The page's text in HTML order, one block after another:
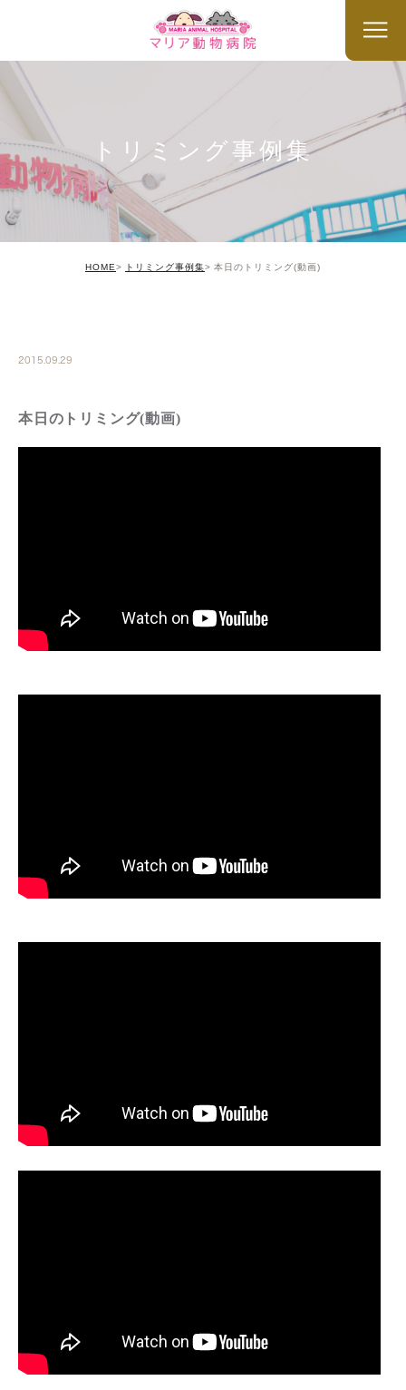
トリミング事例集
HOME トリミング事例集 本日のトリミング(動画)
2015.09.29
本日のトリミング(動画)